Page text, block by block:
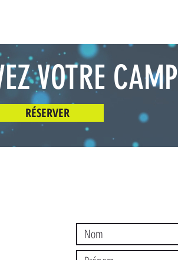
VOTRE CAMP
RÉSERVER